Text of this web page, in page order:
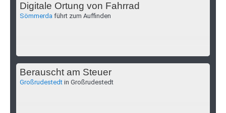
Digitale Ortung von Fahrrad
Sömmerda führt zum Auffinden
Berauscht am Steuer
Großrudestedt in Großrudestedt